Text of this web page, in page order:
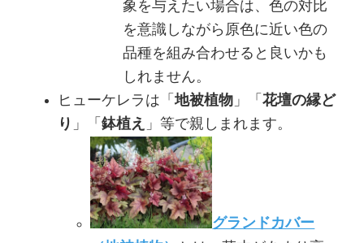
象を与えたい場合は、色の対比
を意識しながら原色に近い色の
品種を組み合わせると良いかも
しれません。
ヒューケレラは「地被植物 」「花壇の縁ど
り 」「鉢植え 」等で親しまれます。
グランドカバー